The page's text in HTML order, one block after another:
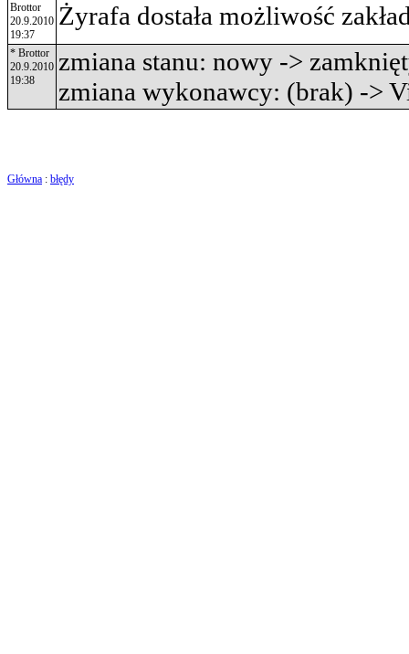
Brottor
20.9.2010
19:37
Żyrafa dostała możliwość
* Brottor
20.9.2010
19:38
zmiana stanu: nowy ->
zmiana wykonawcy: (brak) ->
Główna : błędy